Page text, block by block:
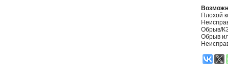
Плохой
Обрыв/
Обрыв